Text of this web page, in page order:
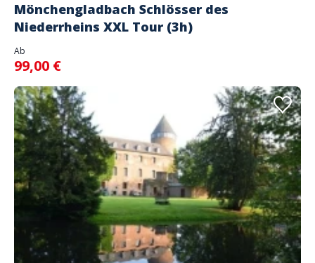
Mönchengladbach Schlösser des
Niederrheins XXL Tour (3h)
Ab
99,00 €